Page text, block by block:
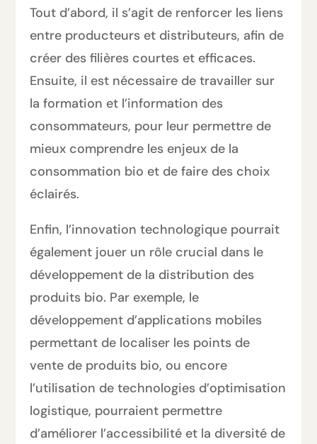
Tout d’abord, il s’agit de renforcer les liens
entre producteurs et distributeurs, afin de
créer des filières courtes et efficaces.
Ensuite, il est nécessaire de travailler sur
la formation et l’information des
consommateurs, pour leur permettre de
mieux comprendre les enjeux de la
consommation bio et de faire des choix
éclairés.
Enfin, l’innovation technologique pourrait
également jouer un rôle crucial dans le
développement de la distribution des
produits bio. Par exemple, le
développement d’applications mobiles
permettant de localiser les points de
vente de produits bio, ou encore
l’utilisation de technologies d’optimisation
logistique, pourraient permettre
d’améliorer l’accessibilité et la diversité de